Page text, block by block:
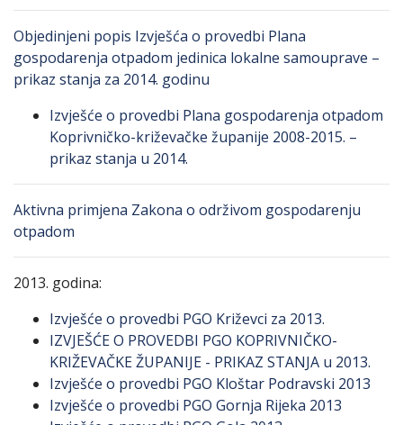
Objedinjeni popis Izvješća o provedbi Plana
gospodarenja otpadom jedinica lokalne samouprave –
prikaz stanja za 2014. godinu
Izvješće o provedbi Plana gospodarenja otpadom
Koprivničko-križevačke županije 2008-2015. –
prikaz stanja u 2014.
Aktivna primjena Zakona o održivom gospodarenju
otpadom
2013. godina:
Izvješće o provedbi PGO Križevci za 2013.
IZVJEŠĆE O PROVEDBI PGO KOPRIVNIČKO-
KRIŽEVAČKE ŽUPANIJE - PRIKAZ STANJA u 2013.
Izvješće o provedbi PGO Kloštar Podravski 2013
Izvješće o provedbi PGO Gornja Rijeka 2013